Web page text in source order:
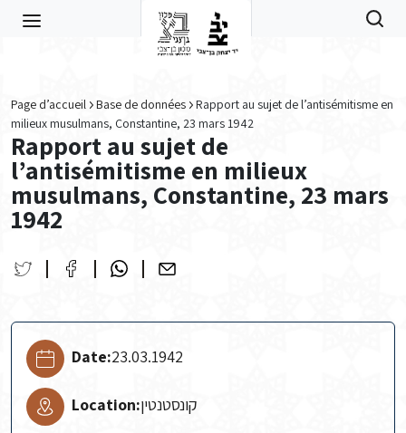
Page d’accueil Base de données
Rapport au sujet de l’antisémitisme en
milieux musulmans, Constantine, 23 mars 1942
Rapport au sujet de
l’antisémitisme en milieux
musulmans, Constantine, 23 mars
1942
Date:23.03.1942
Location:קונסטנטין